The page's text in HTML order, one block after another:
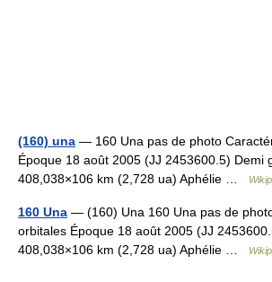
(160) una — 160 Una pas de photo
Époque 18 août 2005 (JJ 2453600.5) Demi
408,038×106 km (2,728 ua) Aphélie …
160 Una — (160) Una 160 Una pas de
orbitales Époque 18 août 2005 (JJ
408,038×106 km (2,728 ua) Aphélie …